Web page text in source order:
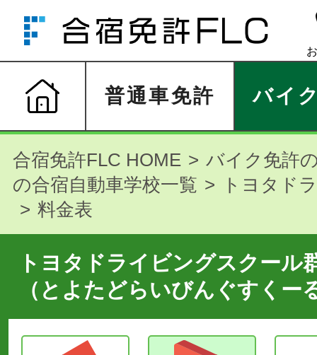
普通車免許 バイ
合宿免許FLC HOME
バイク免許
の合宿自動車学校一覧
トヨタド
料金表
トヨタドライビングスクール
（とよたどらいびんぐすくー